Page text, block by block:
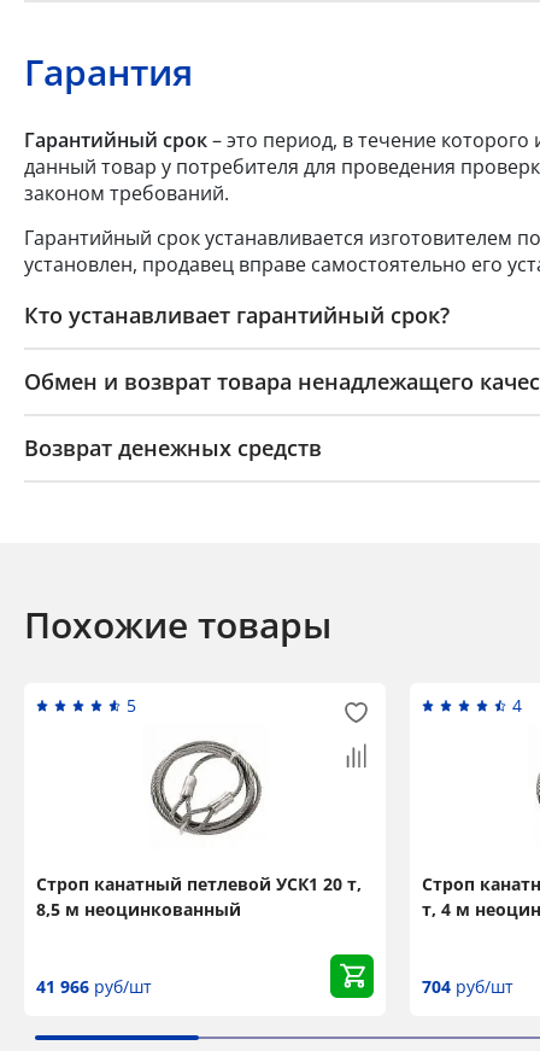
Гарантия
Гарантийный срок– это период, в течение которого
данный товар у потребителя для проведения
законом требований.
Гарантийный срок устанавливается изготовителем
установлен, продавец вправе самостоятельно его
Кто устанавливает гарантийный срок?
Обмен и возврат товара ненадлежащего
Возврат денежных средств
Похожие товары
5
Строп канатный петлевой УСК1 20 т,
8,5 м неоцинкованный
41 966 руб/шт
4
Строп
т, 4 м
704 руб/шт